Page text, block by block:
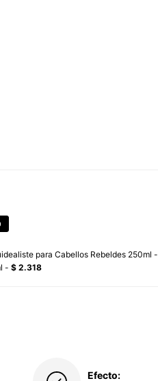
para Cabellos Rebeldes 250ml -
- $ 2.318
Efecto: